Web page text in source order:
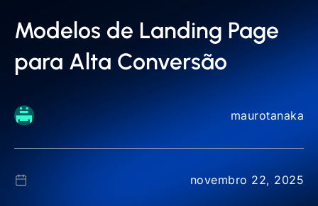
Modelos de Landing Page
para Alta Conversão
maurotanaka
novembro 22, 2025